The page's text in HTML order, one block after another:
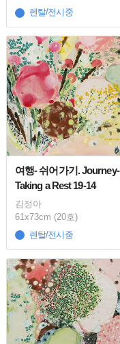
렌탈/전시중
여행- 쉬어가기. Journey-
Taking a Rest 19-14
김정아
61x73cm (20호)
렌탈/전시중